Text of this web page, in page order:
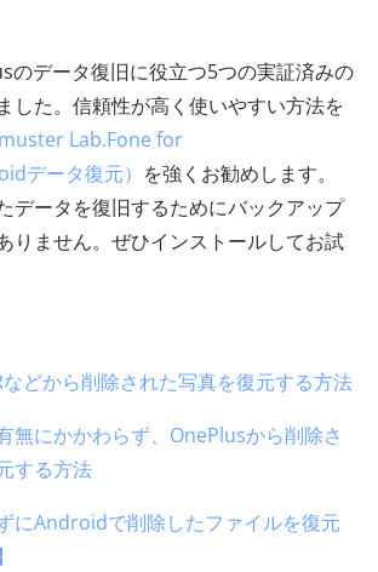
のデータ復旧に役立つ5つの実証済みの
した。信頼性が高く使いやすい方法を
Lab.Fone for
データ復元） を強くお勧めします。
データを復旧するためにバックアップ
りません。ぜひインストールしてお試
どから削除された写真を復元する方法
無にかかわらず、OnePlusから削除さ
する方法
にAndroidで削除したファイルを復元